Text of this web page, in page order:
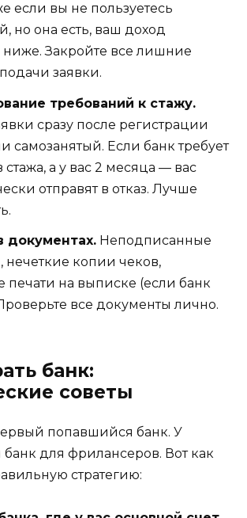
если вы не пользуетесь
но она есть, ваш доход
ниже. Закройте все лишние
заявки.
требований к стажу.
сразу после регистрации
самозанятый. Если банк требует
а у вас 2 месяца — вас
отправят в отказ. Лучше
документах. Неподписанные
нечеткие копии чеков,
печати на выписке (если банк
все документы лично.
банк:
советы
попавшийся банк. У
для фрилансеров. Вот как
стратегию: